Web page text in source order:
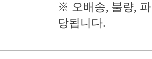
※ 오배송, 불량,
당됩니다.